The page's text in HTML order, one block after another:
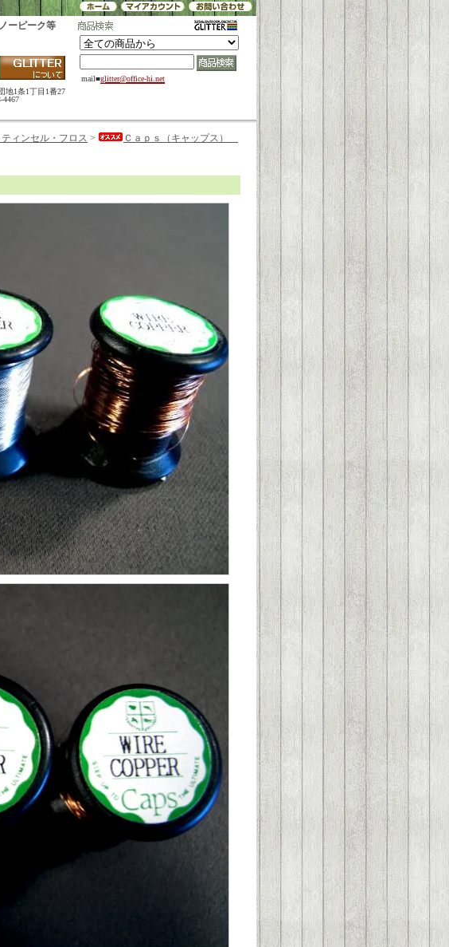
mail■glitter@office-hi.net
ーピーク等
地1条1丁目1番27
4467
ィンセル・フロス >
Ｃａｐｓ（キャップス）